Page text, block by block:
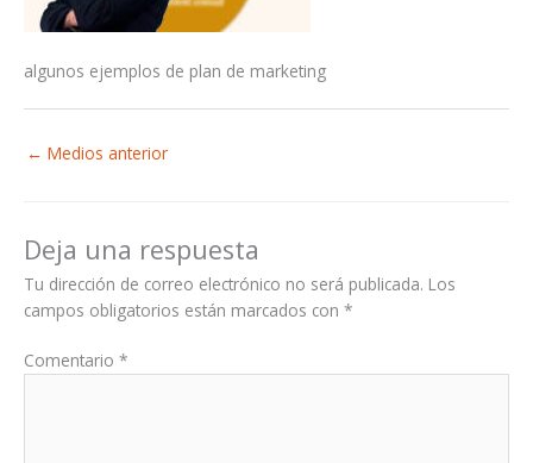
algunos ejemplos de plan de marketing
← Medios anterior
Deja una respuesta
Tu dirección de correo electrónico no será publicada. Los
campos obligatorios están marcados con *
Comentario *